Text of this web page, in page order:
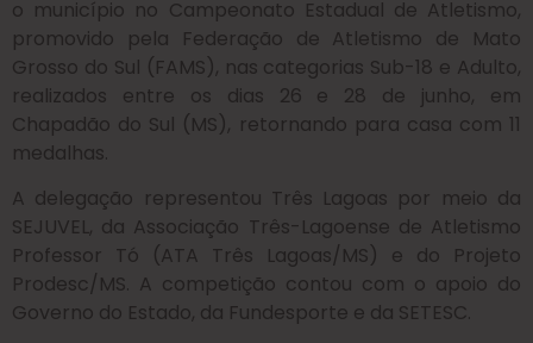
o município no Campeonato Estadual de Atletismo,
promovido pela Federação de Atletismo de Mato
Grosso do Sul (FAMS), nas categorias Sub-18 e Adulto,
realizados entre os dias 26 e 28 de junho, em
Chapadão do Sul (MS), retornando para casa com 11
medalhas.
A delegação representou Três Lagoas por meio da
SEJUVEL, da Associação Três-Lagoense de Atletismo
Professor Tó (ATA Três Lagoas/MS) e do Projeto
Prodesc/MS. A competição contou com o apoio do
Governo do Estado, da Fundesporte e da SETESC.